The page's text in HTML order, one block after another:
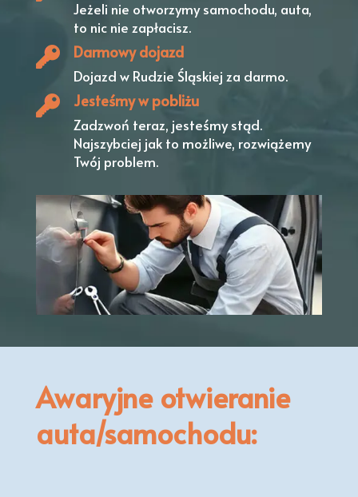
Jeżeli nie otworzymy samochodu, auta,
to nic nie zapłacisz.
Darmowy dojazd
Dojazd w Rudzie Śląskiej za darmo.
Jesteśmy w pobliżu
Zadzwoń teraz, jesteśmy stąd.
Najszybciej jak to możliwe, rozwiążemy
Twój problem.
Awaryjne otwieranie
auta/samochodu: